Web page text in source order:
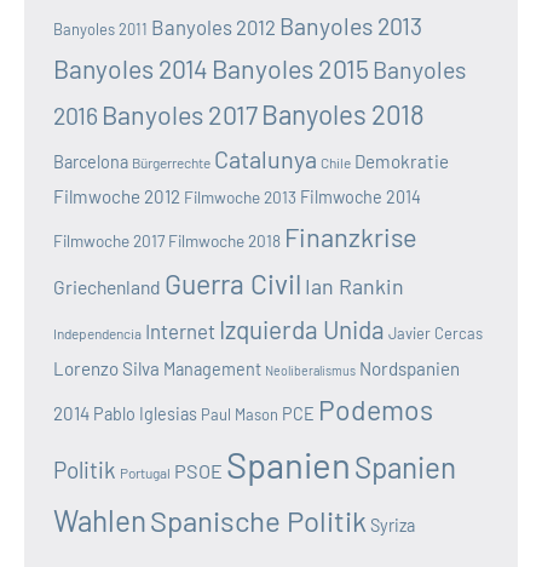
Banyoles 2011 Banyoles 2012 Banyoles 2013
Banyoles 2014 Banyoles 2015 Banyoles
2016 Banyoles 2017 Banyoles 2018
Barcelona Bürgerrechte Catalunya Chile Demokratie
Filmwoche 2012 Filmwoche 2013 Filmwoche 2014
Filmwoche 2017 Filmwoche 2018 Finanzkrise
Griechenland Guerra Civil Ian Rankin
Independencia Internet Izquierda Unida Javier Cercas
Lorenzo Silva Management Neoliberalismus Nordspanien
2014 Pablo Iglesias Paul Mason PCE Podemos
Politik Portugal PSOE Spanien Spanien
WahlenSpanische Politik Syriza